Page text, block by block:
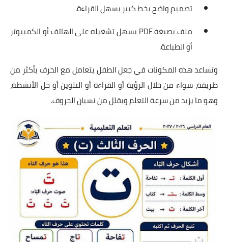
تصميم واضح بخط كبير يسهل القراءة.
ملف بصيغة PDF يسهل تشغيله على الهاتف أو الكمبيوتر
أو الطباعة.
وتساعد هذه المكونات في جعل الطفل يتعامل مع الحرف بأكثر من
طريقة، سواء من خلال الرؤية أو القراءة أو التلوين أو حل الأنشطة،
وهو ما يزيد من سرعة التعلم ويقلل من نسيان الحروف.